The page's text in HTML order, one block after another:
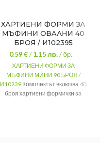
ХАРТИЕНИ ФОРМИ ЗА
МЪФИНИ ОВАЛНИ 40
БРОЯ / И102395
0.59 €/1.15лв./ бр.
ХАРТИЕНИ ФОРМИ ЗА
МЪФИНИ МИНИ 90 БРОЯ /
И10239 Комплектът включва 40
броя хартиени формички за